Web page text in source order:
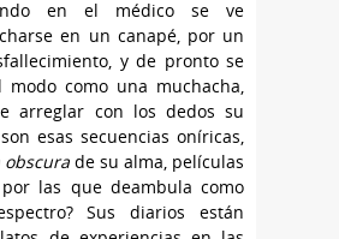
en el médico se ve
en un canapé, por un
y de pronto se
como una muchacha,
arreglar con los dedos su
esas secuencias oníricas,
obscura de su alma, películas
por las que deambula como
Sus diarios están